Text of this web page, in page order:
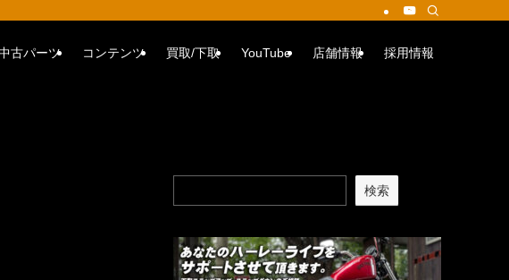
古パーツ コンテンツ 買取/下取 YouTube 店舗情報 採用情報
検索